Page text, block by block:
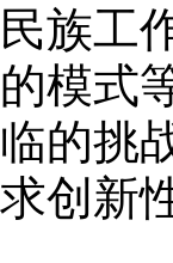
民族工
的模式
临的挑
求创新